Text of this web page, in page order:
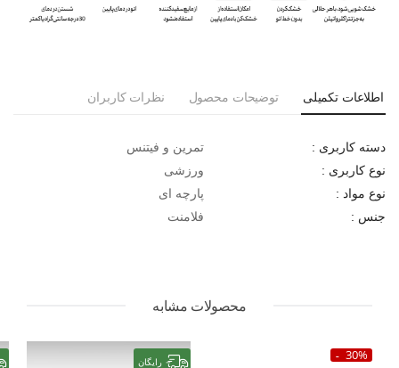
خرید اقساطی: امکان بهره‌مندی از شرایط خرید اقساطی برای این
محصول وجود دارد.
اطلاعات تکمیلی توضیحات محصول نظرات کاربران
دسته کاربری : تمرین و فیتنس
نوع کاربری : ورزشی
نوع مواد : پارچه ای
جنس : فلامنت
محصولات مشابه
30% رایگان